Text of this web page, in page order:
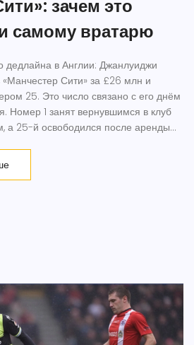
зачем это
самому вратарю
дедлайна в Англии: Джанлуиджи
Сити» за £26 млн и
25. Это число связано с его днём
1 занят вернувшимся в клуб
25-й освободился после аренды
— старт с чистого листа.